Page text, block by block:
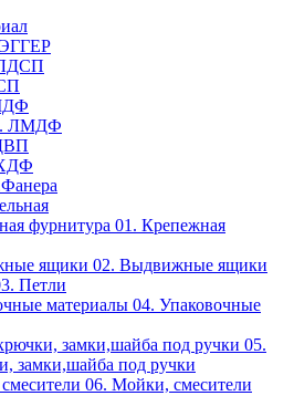
ЛМДФ
01. Крепежная
02. Выдвижные ящики
Петли
04. Упаковочные
05.
замки,шайба под ручки
06. Мойки, смесители